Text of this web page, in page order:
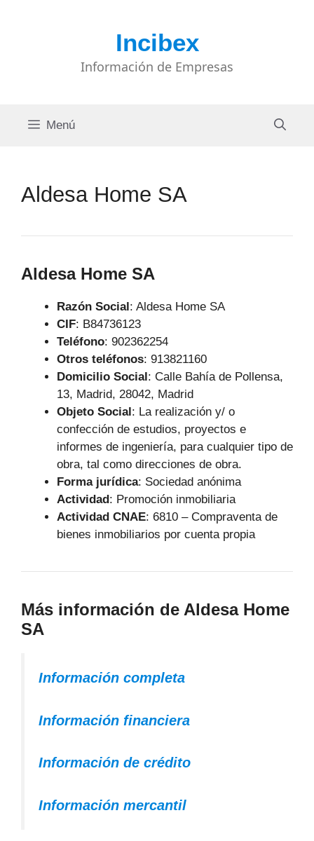
Incibex
Información de Empresas
Menú
Aldesa Home SA
Aldesa Home SA
Razón Social: Aldesa Home SA
CIF: B84736123
Teléfono: 902362254
Otros teléfonos: 913821160
Domicilio Social: Calle Bahía de Pollensa,
13, Madrid, 28042, Madrid
Objeto Social: La realización y/ o
confección de estudios, proyectos e
informes de ingeniería, para cualquier tipo de
obra, tal como direcciones de obra.
Forma jurídica: Sociedad anónima
Actividad: Promoción inmobiliaria
Actividad CNAE: 6810 – Compraventa de
bienes inmobiliarios por cuenta propia
Más información de Aldesa Home
SA
Información completa
Información financiera
Información de crédito
Información mercantil